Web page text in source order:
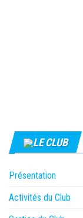
LE CLUB
Présentation
Activités du Club